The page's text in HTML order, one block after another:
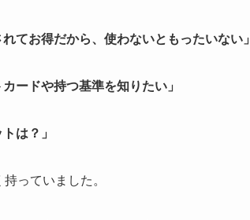
てお得だから、使わないともったいない」
ードや持つ基準を知りたい」
は？」
っていました。